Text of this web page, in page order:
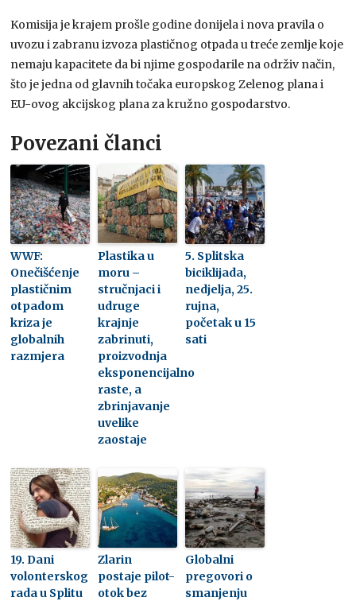
Komisija je krajem prošle godine donijela i nova pravila o
uvozu i zabranu izvoza plastičnog otpada u treće zemlje koje
nemaju kapacitete da bi njime gospodarile na održiv način,
što je jedna od glavnih točaka europskog Zelenog plana i
EU-ovog akcijskog plana za kružno gospodarstvo.
Povezani članci
WWF:
Onečišćenje
plastičnim
otpadom
kriza je
globalnih
razmjera
Plastika u
moru –
stručnjaci i
udruge
krajnje
zabrinuti,
proizvodnja
eksponencijalno
raste, a
zbrinjavanje
uvelike
zaostaje
5. Splitska
biciklijada,
nedjelja, 25.
rujna,
početak u 15
sati
19. Dani
volonterskog
rada u Splitu
Zlarin
postaje pilot-
otok bez
Globalni
pregovori o
smanjenju